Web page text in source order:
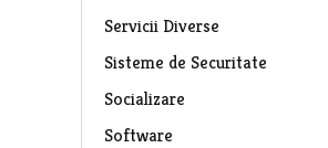
Servicii Diverse
Sisteme de Securitate
Socializare
Software